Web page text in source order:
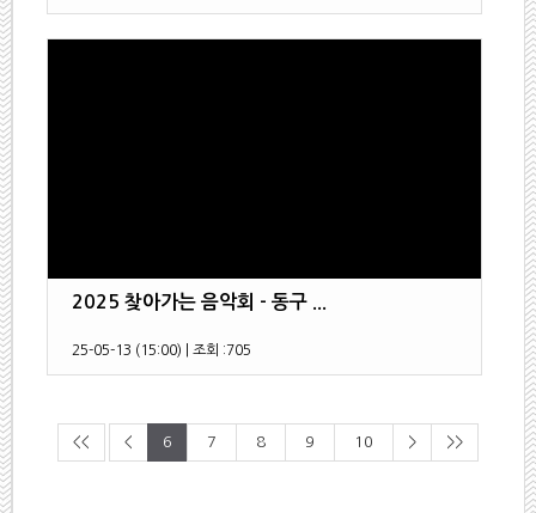
2025 찾아가는 음악회 - 동구 ...
25-05-13 (15:00) 조회 :705
<< < 6 7 8 9 10 > >>